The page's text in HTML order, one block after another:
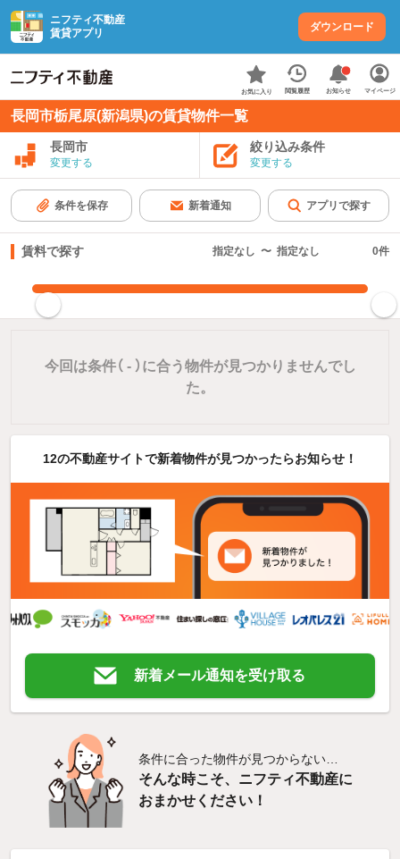
ニフティ不動産
賃貸アプリ
ダウンロード
お気に入り 閲覧履歴 お知らせ マイページ
長岡市栃尾原(新潟県)の賃貸物件一覧
長岡市
変更する
絞り込み条件
変更する
条件を保存 新着通知 アプリで探す
賃料で探す 指定なし 〜 指定なし 0件
今回は条件（ -）に合う物件が見つかりませんでし
た。
12の不動産サイトで新着物件が見つかったらお知らせ！
新着メール通知を受け取る
条件に合った物件が見つからない…
そんな時こそ、ニフティ不動産に
おまかせください！